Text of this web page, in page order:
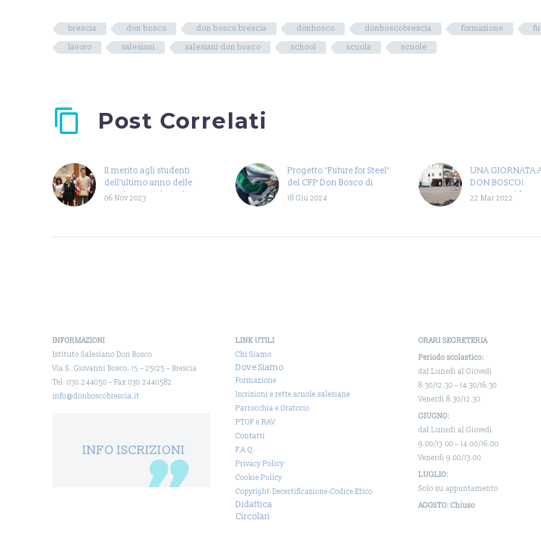
brescia don bosco don bosco brescia donbosco donboscobrescia formazione
lavoro
salesiani salesiani don bosco school scuola scuole
Post Correlati
Il merito agli studenti
dell’ultimo anno delle
scuole Secondarie di
06 Nov 2023
Progetto “Future for Steel”
del CFP Don Bosco di
Brescia: un ponte tra
18 Giu 2024
UNA GIORNATA
DON BOSCO!
In questo video
22 Mar 2022
INFORMAZIONI
Istituto Salesiano Don Bosco
Via S. Giovanni Bosco, 15 – 25125 – Brescia
Tel. 030.244050 – Fax 030.2440582
info@donboscobrescia.it
INFO ISCRIZIONI
LINK UTILI
Chi Siamo
Dove Siamo
Formazione
Iscrizioni e rette scuole salesiane
Parrocchia e Oratorio
PTOF e RAV
Contatti
F.A.Q.
Privacy Policy
Cookie Policy
Copyright-Decertificazione-Codice Etico
Didattica
Circolari
ORARI SEGRETERIA
Periodo scolastico:
dal Lunedì al Giovedì
8.30/12.30 – 14.30/16.30
Venerdì 8.30/12.30
GIUGNO:
dal Lunedì al Giovedì
9.00/13.00 – 14.00/16.00
Venerdì 9.00/13.00
LUGLIO:
Solo su appuntamento
AGOSTO: Chiuso